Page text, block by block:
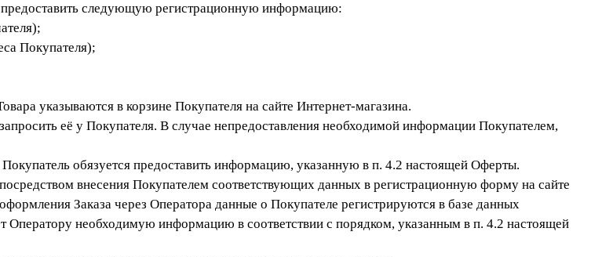
предоставить следующую регистрационную информацию:
Покупателя);
указываются в корзине Покупателя на сайте Интернет-магазина.
её у Покупателя. В случае непредоставления необходимой информации Покупателем,
обязуется предоставить информацию, указанную в п. 4.2 настоящей Оферты.
внесения Покупателем соответствующих данных в регистрационную форму на сайте
Заказа через Оператора данные о Покупателе регистрируются в базе данных
Оператору необходимую информацию в соответствии с порядком, указанным в п. 4.2 настоящей